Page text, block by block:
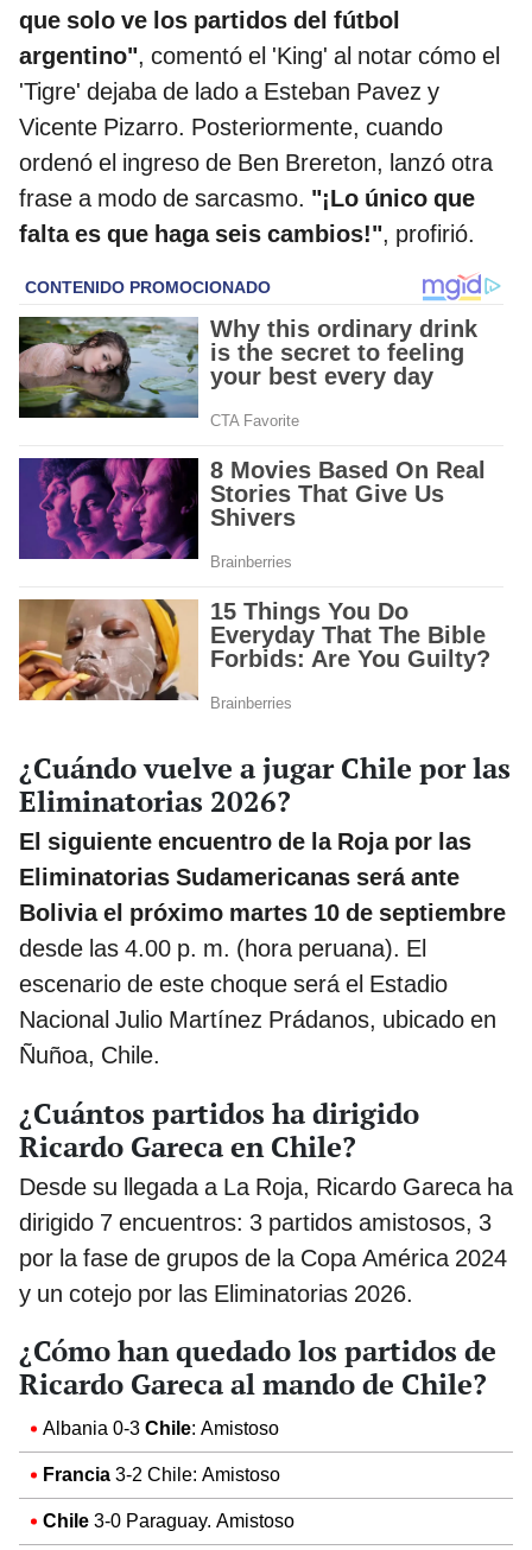
que solo ve los partidos del fútbol
argentino", comentó el 'King' al notar cómo el
'Tigre' dejaba de lado a Esteban Pavez y
Vicente Pizarro. Posteriormente, cuando
ordenó el ingreso de Ben Brereton, lanzó otra
frase a modo de sarcasmo. "¡Lo único que
falta es que haga seis cambios!", profirió.
¿Cuándo vuelve a jugar Chile por las
Eliminatorias 2026?
El siguiente encuentro de la Roja por las
Eliminatorias Sudamericanas será ante
Bolivia el próximo martes 10 de septiembre
desde las 4.00 p. m. (hora peruana). El
escenario de este choque será el Estadio
Nacional Julio Martínez Prádanos, ubicado en
Ñuñoa, Chile.
¿Cuántos partidos ha dirigido
Ricardo Gareca en Chile?
Desde su llegada a La Roja, Ricardo Gareca ha
dirigido 7 encuentros: 3 partidos amistosos, 3
por la fase de grupos de la Copa América 2024
y un cotejo por las Eliminatorias 2026.
¿Cómo han quedado los partidos de
Ricardo Gareca al mando de Chile?
Albania 0-3 Chile: Amistoso
Francia 3-2 Chile: Amistoso
Chile 3-0 Paraguay. Amistoso